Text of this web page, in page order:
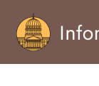
contenu